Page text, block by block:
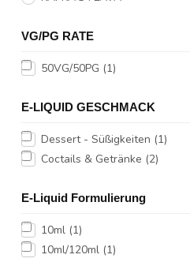
VG/PG RATE
50VG/50PG (1)
E-LIQUID GESCHMACK
Dessert - Süßigkeiten (1)
Coctails & Getränke (2)
E-Liquid Formulierung
10ml (1)
10ml/120ml (1)